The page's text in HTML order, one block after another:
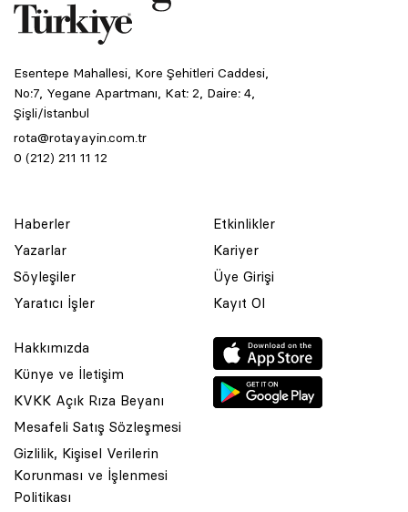
Esentepe Mahallesi, Kore Şehitleri Caddesi,
No:7, Yegane Apartmanı, Kat: 2, Daire: 4,
Şişli/İstanbul
rota@rotayayin.com.tr
0 (212) 211 11 12
Haberler
Yazarlar
Söyleşiler
Yaratıcı İşler
Etkinlikler
Kariyer
Üye Girişi
Kayıt Ol
Hakkımızda
Künye ve İletişim
KVKK Açık Rıza Beyanı
Mesafeli Satış Sözleşmesi
Gizlilik, Kişisel Verilerin
Korunması ve İşlenmesi
Politikası
© 2001 Rota Yayın Yapım Tanıtım Tic. Ltd. Şti. Bu Sitede Bulunan